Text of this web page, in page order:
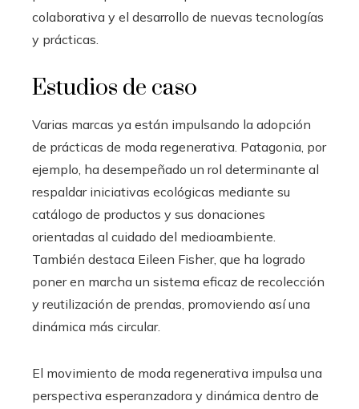
colaborativa y el desarrollo de nuevas tecnologías
y prácticas.
Estudios de caso
Varias marcas ya están impulsando la adopción
de prácticas de moda regenerativa. Patagonia, por
ejemplo, ha desempeñado un rol determinante al
respaldar iniciativas ecológicas mediante su
catálogo de productos y sus donaciones
orientadas al cuidado del medioambiente.
También destaca Eileen Fisher, que ha logrado
poner en marcha un sistema eficaz de recolección
y reutilización de prendas, promoviendo así una
dinámica más circular.
El movimiento de moda regenerativa impulsa una
perspectiva esperanzadora y dinámica dentro de